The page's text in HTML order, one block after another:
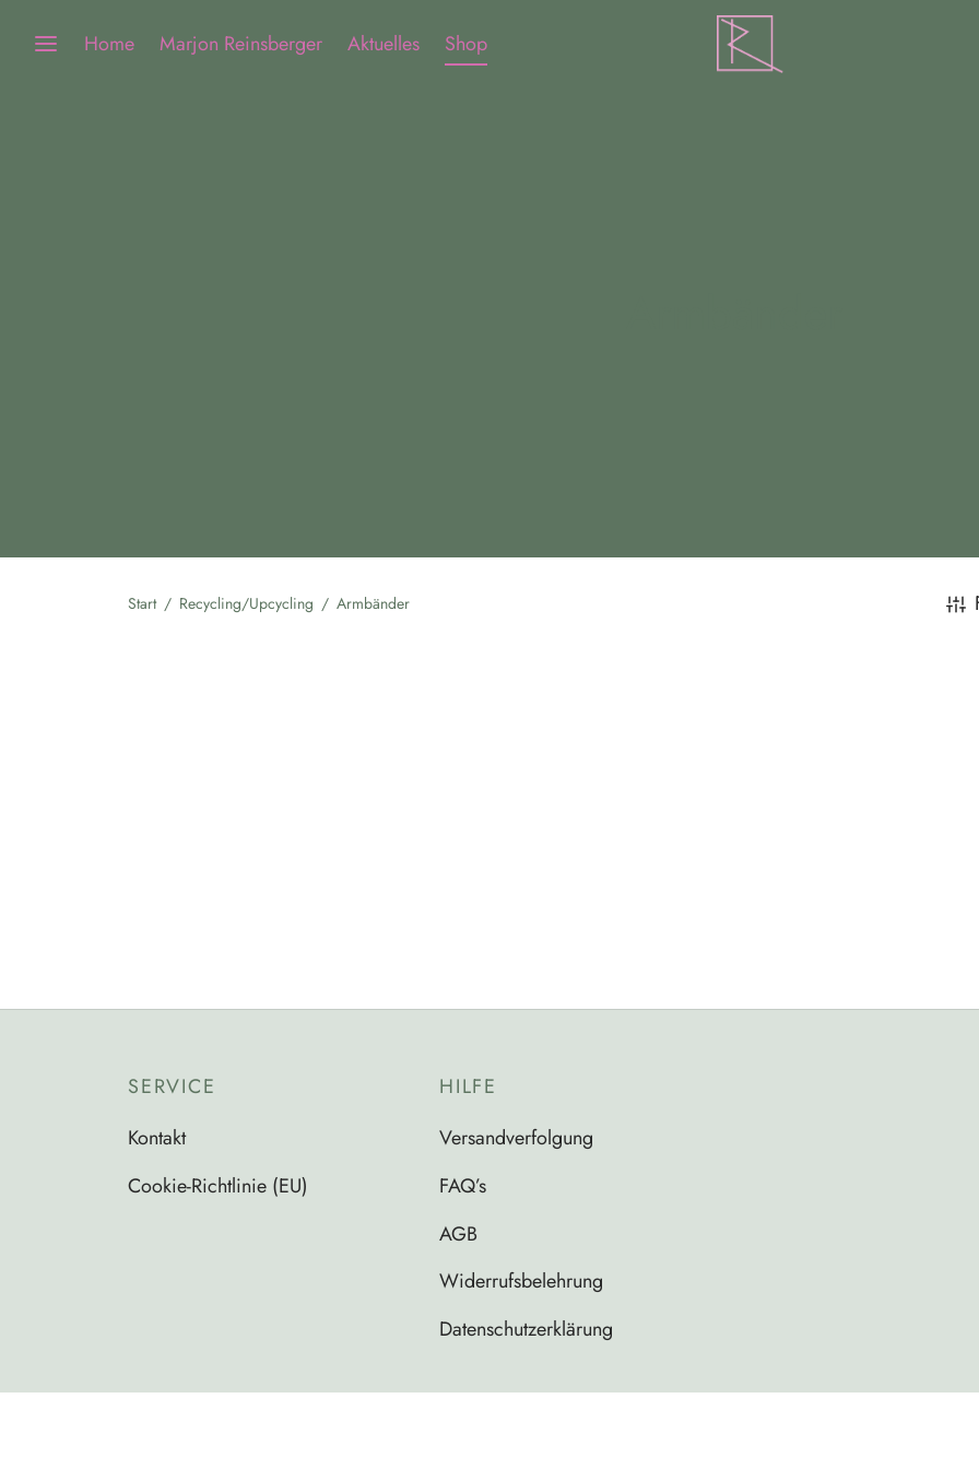
Home Marjon Reinsberger Aktuelles Shop
Start / Recycling/Upcycling / Armbänder
Armbänder
SERVICE
Kontakt
Cookie-Richtlinie (EU)
HILFE
Versandverfolgung
FAQ’s
AGB
Widerrufsbelehrung
Datenschutzerklärung